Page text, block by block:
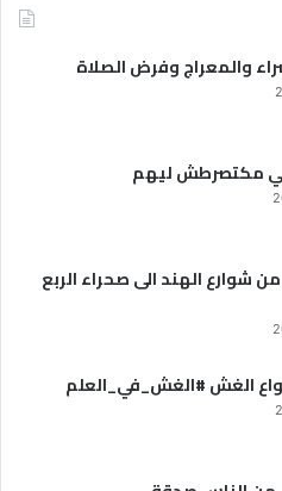
والمعراج وفرض الصلاة
مكتصرطش ليهم
شوارع الهند الى صحراء الربع
الغش #الغش_في_العلم